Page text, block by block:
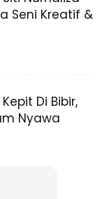
malam
dan berlari2
Seni Kreatif &
Di Bibir,
Nyawa